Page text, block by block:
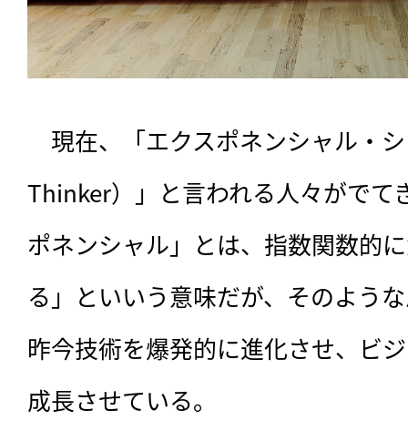
現在、「エクスポネンシャル・
Thinker）」と言われる人々がでて
ポネンシャル」とは、指数関数的
る」といいう意味だが、そのよう
昨今技術を爆発的に進化させ、ビ
成長させている。